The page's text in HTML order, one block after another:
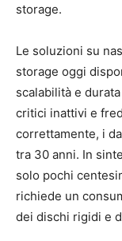
storage.
Le soluzioni su
storage oggi
scalabilità e
critici inattivi e
correttamente, i
tra 30 anni. In
solo pochi
richiede un
dei dischi rigidi e